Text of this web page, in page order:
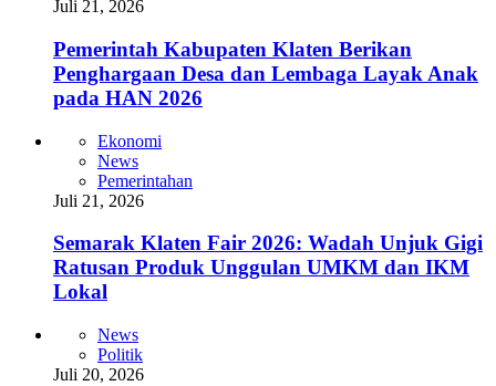
Juli 21, 2026
Pemerintah Kabupaten Klaten Berikan
Penghargaan Desa dan Lembaga Layak Anak
pada HAN 2026
Ekonomi
News
Pemerintahan
Juli 21, 2026
Semarak Klaten Fair 2026: Wadah Unjuk Gigi
Ratusan Produk Unggulan UMKM dan IKM
Lokal
News
Politik
Juli 20, 2026